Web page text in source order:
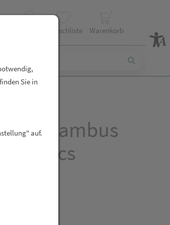
Wunschliste Warenkorb
Bambus
Nordics
Sie in
auf.